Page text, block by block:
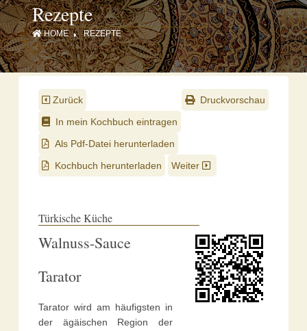
Rezepte
HOME REZEPTE
Zurück
Druckvorschau
In mein Kochbuch eintragen
Als Pdf-Datei herunterladen
Kochbuch herunterladen
Weiter
Türkische Küche
Walnuss-Sauce
Tarator
Tarator wird am häufigsten in
der ägäischen Region der